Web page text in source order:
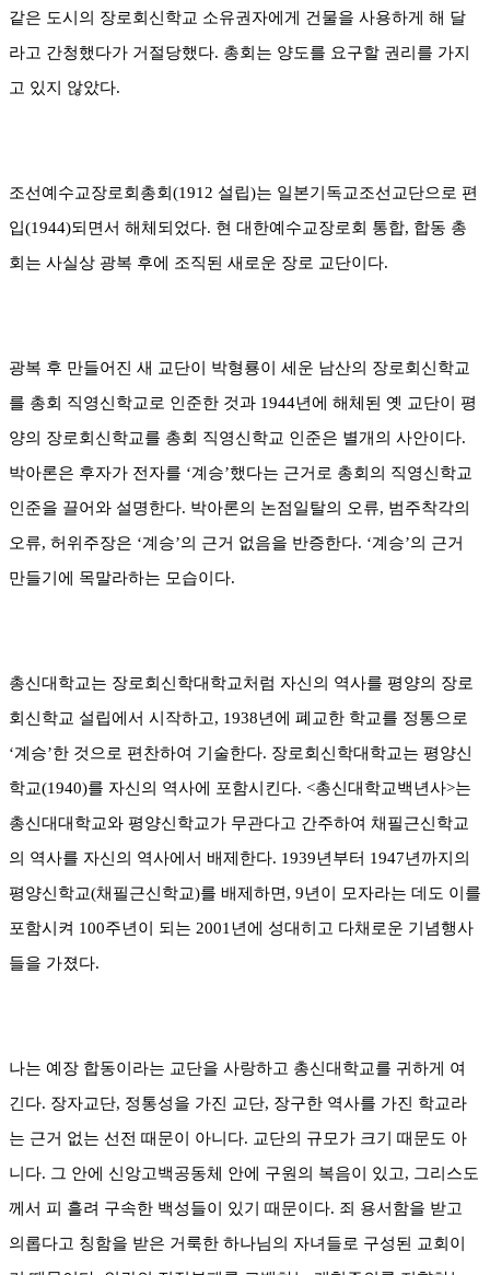
같은 도시의 장로회신학교 소유권자에게 건물을 사용하게 해 달
라고 간청했다가 거절당했다. 총회는 양도를 요구할 권리를 가지
고 있지 않았다.
조선예수교장로회총회 (1912 설립)는 일본기독교조선교단으로 편
입(1944)되면서 해체되었다. 현 대한예수교장로회 통합, 합동 총
회는 사실상 광복 후에 조직된 새로운 장로 교단이다.
광복 후 만들어진 새 교단이 박형룡이 세운 남산의 장로회신학교
를 총회 직영신학교로 인준한 것과 1944년에 해체된 옛 교단이 평
양의 장로회신학교를 총회 직영신학교 인준은 별개의 사안이다.
박아론은 후자가 전자를 ‘계승’했다는 근거로 총회의 직영신학교
인준을 끌어와 설명한다. 박아론의 논점일탈의 오류, 범주착각의
오류, 허위주장은 ‘계승’의 근거 없음을 반증한다. ‘계승’의 근거
만들기에 목말라하는 모습이다.
총신대학교는 장로회신학대학교처럼 자신의 역사를 평양의 장로
회신학교 설립에서 시작하고, 1938년에 폐교한 학교를 정통으로
‘계승’한 것으로 편찬하여 기술한다. 장로회신학대학교는 평양신
학교(1940)를 자신의 역사에 포함시킨다. <총신대학교백년사>는
총신대대학교와 평양신학교가 무관다고 간주하여 채필근신학교
의 역사를 자신의 역사에서 배제한다. 1939년부터 1947년까지의
평양신학교(채필근신학교)를 배제하면, 9년이 모자라는 데도 이를
포함시켜 100주년이 되는 2001년에 성대히고 다채로운 기념행사
들을 가졌다.
나는 예장 합동이라는 교단을 사랑하고 총신대학교를 귀하게 여
긴다. 장자교단, 정통성을 가진 교단, 장구한 역사를 가진 학교라
는 근거 없는 선전 때문이 아니다. 교단의 규모가 크기 때문도 아
니다. 그 안에 신앙고백공동체 안에 구원의 복음이 있고, 그리스도
께서 피 흘려 구속한 백성들이 있기 때문이다. 죄 용서함을 받고
의롭다고 칭함을 받은 거룩한 하나님의 자녀들로 구성된 교회이